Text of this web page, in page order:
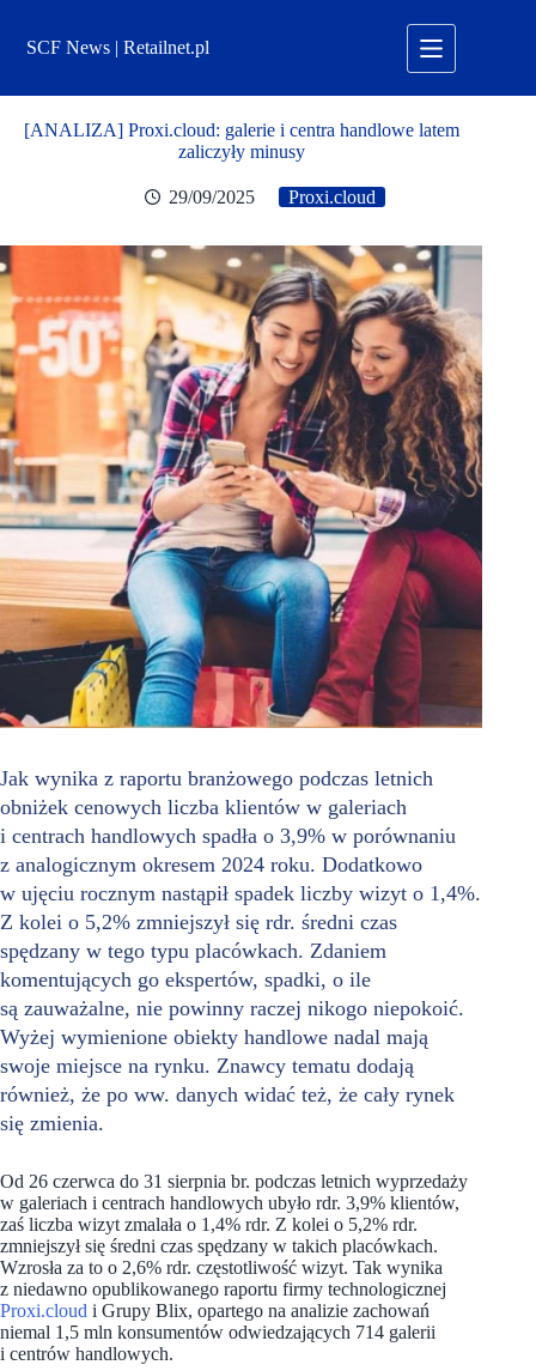
treściSCF News | Retailnet.pl
[ANALIZA] Proxi.cloud: galerie i centra handlowe latem
zaliczyły minusy
29/09/2025 Proxi.cloud
Jak wynika z raportu branżowego podczas letnich
obniżek cenowych liczba klientów w galeriach
i centrach handlowych spadła o 3,9% w porównaniu
z analogicznym okresem 2024 roku. Dodatkowo
w ujęciu rocznym nastąpił spadek liczby wizyt o 1,4%.
Z kolei o 5,2% zmniejszył się rdr. średni czas
spędzany w tego typu placówkach. Zdaniem
komentujących go ekspertów, spadki, o ile
są zauważalne, nie powinny raczej nikogo niepokoić.
Wyżej wymienione obiekty handlowe nadal mają
swoje miejsce na rynku. Znawcy tematu dodają
również, że po ww. danych widać też, że cały rynek
się zmienia.
Od 26 czerwca do 31 sierpnia br. podczas letnich wyprzedaży
w galeriach i centrach handlowych ubyło rdr. 3,9% klientów,
zaś liczba wizyt zmalała o 1,4% rdr. Z kolei o 5,2% rdr.
zmniejszył się średni czas spędzany w takich placówkach.
Wzrosła za to o 2,6% rdr. częstotliwość wizyt. Tak wynika
z niedawno opublikowanego raportu firmy technologicznej
Proxi.cloud i Grupy Blix, opartego na analizie zachowań
niemal 1,5 mln konsumentów odwiedzających 714 galerii
i centrów handlowych.